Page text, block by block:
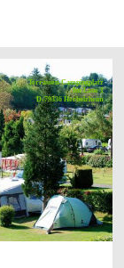
Terrassen-Campingplatz
Im Laue 1
D-79336 Herbolzheim